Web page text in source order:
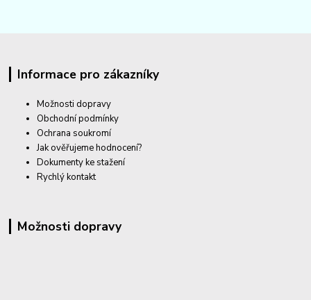
Informace pro zákazníky
Možnosti dopravy
Obchodní podmínky
Ochrana soukromí
Jak ověřujeme hodnocení?
Dokumenty ke stažení
Rychlý kontakt
Možnosti dopravy